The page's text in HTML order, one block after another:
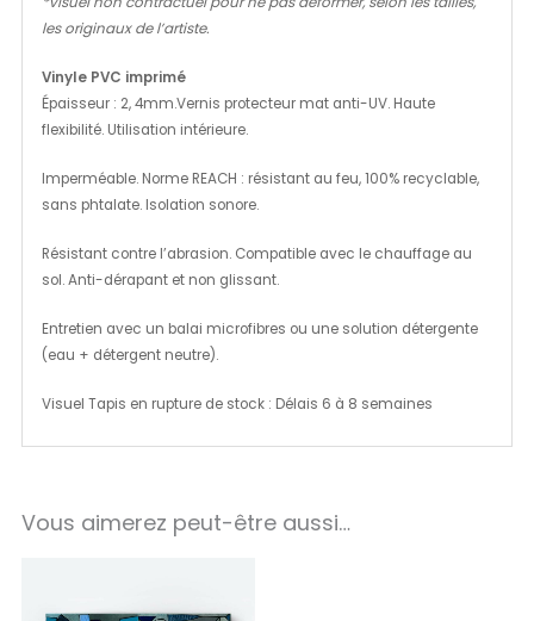
les originaux de l’artiste.
Vinyle PVC imprimé
Épaisseur : 2, 4mm.Vernis protecteur mat anti-UV. Haute
flexibilité. Utilisation intérieure.
Imperméable. Norme REACH : résistant au feu, 100% recyclable,
sans phtalate. Isolation sonore.
Résistant contre l’abrasion. Compatible avec le chauffage au
sol. Anti-dérapant et non glissant.
Entretien avec un balai microfibres ou une solution détergente
(eau + détergent neutre).
Visuel Tapis en rupture de stock : Délais 6 à 8 semaines
Vous aimerez peut-être aussi…